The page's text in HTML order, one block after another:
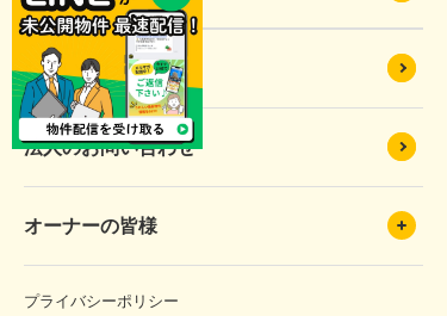
お問い合わせ
法人のお問い合わせ
オーナーの皆様
プライバシーポリシー